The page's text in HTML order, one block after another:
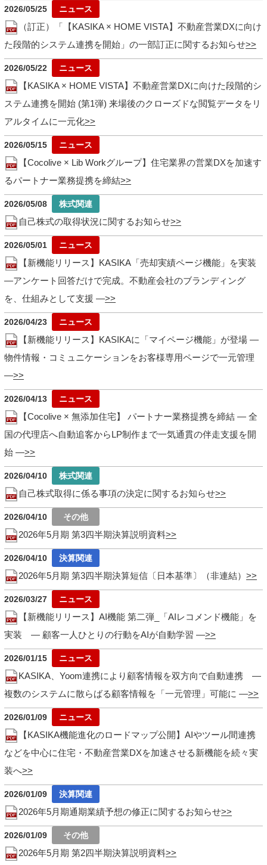
2026/05/25
（訂正）「【KASIKA × HOME VISTA】不動産営業DXに向け
た段階的システム連携を開始」の一部訂正に関するお知らせ
2026/05/22
【KASIKA × HOME VISTA】不動産営業DXに向けた段階的シ
ステム連携を開始 (第1弾) 来場後のクローズドな閲覧データをリ
アルタイムに一元化
2026/05/15
【Cocolive × Lib Workグループ】住宅業界の営業DXを加速す
るパートナー業務提携を締結
2026/05/08
自己株式の取得状況に関するお知らせ
2026/05/01
【新機能リリース】KASIKA「売却実績ページ機能」を実装
―アンケート回答だけで完成。不動産会社のブランディング
を、仕組みとして支援 ―
2026/04/23
【新機能リリース】KASIKAに「マイページ機能」が登場 ―
物件情報・コミュニケーションをお客様専用ページで一元管理
―
2026/04/13
【Cocolive × 無添加住宅】 パートナー業務提携を締結 ― 全
国の代理店へ自動追客からLP制作まで一気通貫の伴走支援を開
始 ―
2026/04/10
自己株式取得に係る事項の決定に関するお知らせ
2026/04/10
2026年5月期 第3四半期決算説明資料
2026/04/10
2026年5月期 第3四半期決算短信〔日本基準〕（非連結）
2026/03/27
【新機能リリース】AI機能 第二弾_「AIレコメンド機能」を
実装 ― 顧客一人ひとりの行動をAIが自動学習 ―
2026/01/15
KASIKA、Yoom連携により顧客情報を双方向で自動連携 ―
複数のシステムに散らばる顧客情報を「一元管理」可能に ―
2026/01/09
【KASIKA機能進化のロードマップ公開】AIやツール間連携
などを中心に住宅・不動産営業DXを加速させる新機能を続々実
装へ
2026/01/09
2026年5月期通期業績予想の修正に関するお知らせ
2026/01/09
2026年5月期 第2四半期決算説明資料